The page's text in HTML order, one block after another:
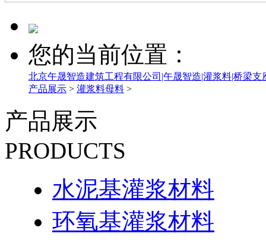
您的当前位置：
北京午晟智造建筑工程有限公司|午晟智造|灌浆料|桥梁
产品展示 > 灌浆料母料 >
产品展示
PRODUCTS
水泥基灌浆材料
环氧基灌浆材料